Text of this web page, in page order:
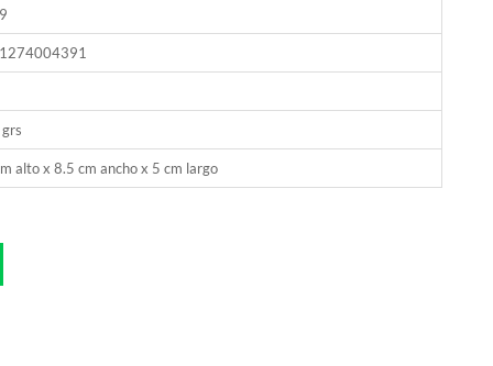
alto x 8.5 cm ancho x 5 cm largo